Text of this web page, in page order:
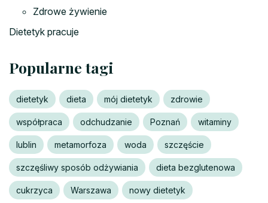
Zdrowe żywienie
Dietetyk pracuje
Popularne tagi
dietetyk dieta mój dietetyk zdrowie
współpraca odchudzanie Poznań witaminy
lublin metamorfoza woda szczęście
szczęśliwy sposób odżywiania dieta bezglutenowa
cukrzyca Warszawa nowy dietetyk